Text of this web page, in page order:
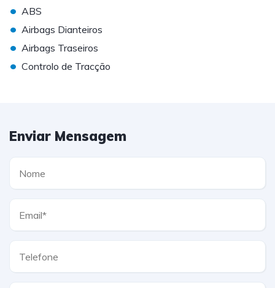
• ABS
• Airbags Dianteiros
• Airbags Traseiros
• Controlo de Tracção
Enviar Mensagem